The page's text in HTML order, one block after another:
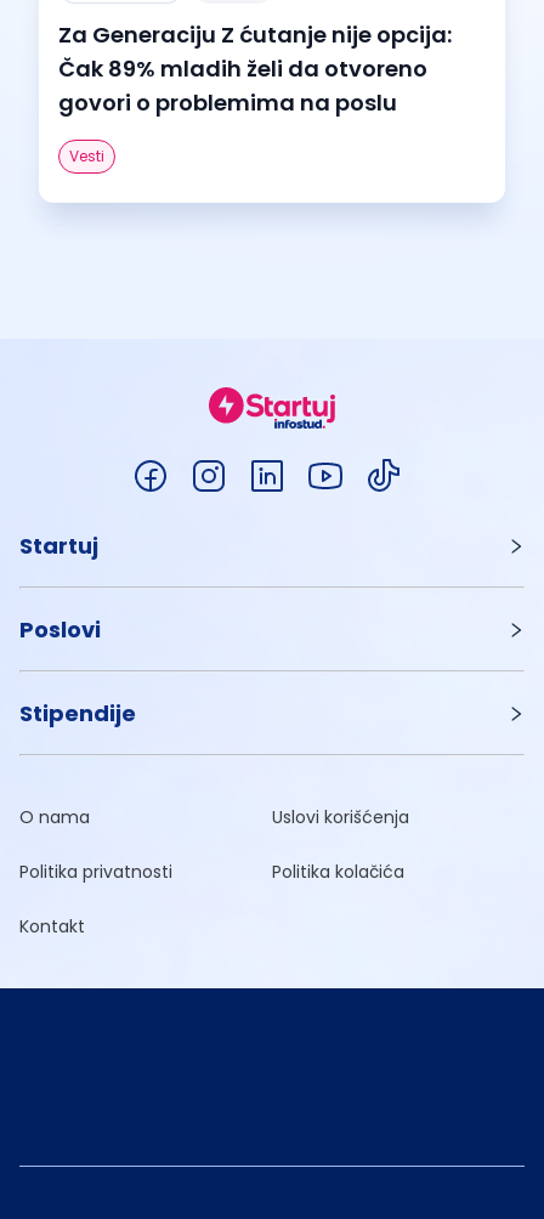
Za Generaciju Z ćutanje nije opcija:
Čak 89% mladih želi da otvoreno
govori o problemima na poslu
Vesti
Startuj
Poslovi
Stipendije
O nama Uslovi korišćenja
Politika privatnosti Politika kolačića
Kontakt